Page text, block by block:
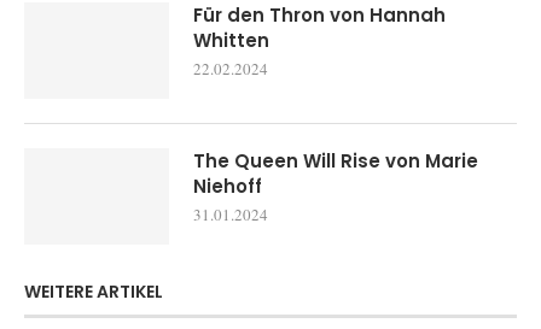
Für den Thron von Hannah
Whitten
22.02.2024
The Queen Will Rise von Marie
Niehoff
31.01.2024
WEITERE ARTIKEL